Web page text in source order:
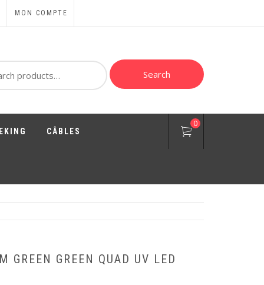
MON COMPTE
Search
CÂBLES
0
GREEN GREEN QUAD UV LED